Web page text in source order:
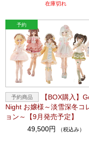
在庫切れ
【BOX購入】
Night お嬢様～淡雪深冬コ
ョン～【9月発売予定】
49,500円
（税込み）